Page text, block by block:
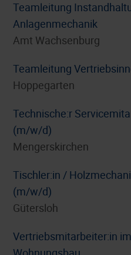
Teamleitung
Anlagenmechanik
Amt Wachsenburg
Teamleitung
Hoppegarten
Technische:r
(m/w/d)
Mengerskirchen
Tischler:in /
(m/w/d)
Gütersloh
Vertriebsmitarbeiter:in